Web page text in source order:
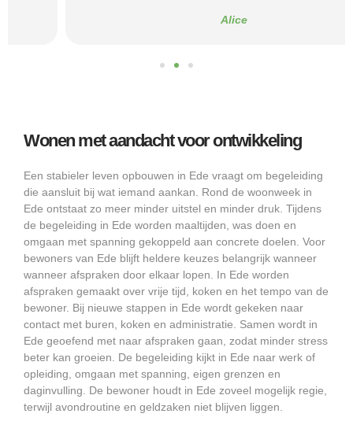
Wonen met aandacht voor ontwikkeling
Een stabieler leven opbouwen in Ede vraagt om begeleiding
die aansluit bij wat iemand aankan. Rond de woonweek in
Ede ontstaat zo meer minder uitstel en minder druk. Tijdens
de begeleiding in Ede worden maaltijden, was doen en
omgaan met spanning gekoppeld aan concrete doelen. Voor
bewoners van Ede blijft heldere keuzes belangrijk wanneer
wanneer afspraken door elkaar lopen. In Ede worden
afspraken gemaakt over vrije tijd, koken en het tempo van de
bewoner. Bij nieuwe stappen in Ede wordt gekeken naar
contact met buren, koken en administratie. Samen wordt in
Ede geoefend met naar afspraken gaan, zodat minder stress
beter kan groeien. De begeleiding kijkt in Ede naar werk of
opleiding, omgaan met spanning, eigen grenzen en
daginvulling. De bewoner houdt in Ede zoveel mogelijk regie,
terwijl avondroutine en geldzaken niet blijven liggen.